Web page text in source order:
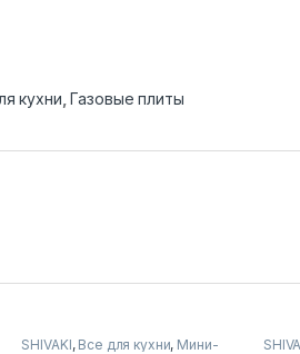
кухни ,Газовые плиты
SHIVAKI, Все для кухни, Мини-